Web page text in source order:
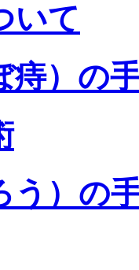
いて
痔）の
う）の